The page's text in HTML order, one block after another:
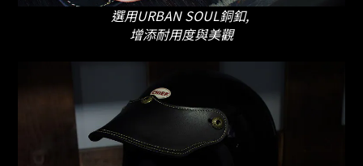
選用URBAN SOUL銅釦,
增添耐用度與美觀